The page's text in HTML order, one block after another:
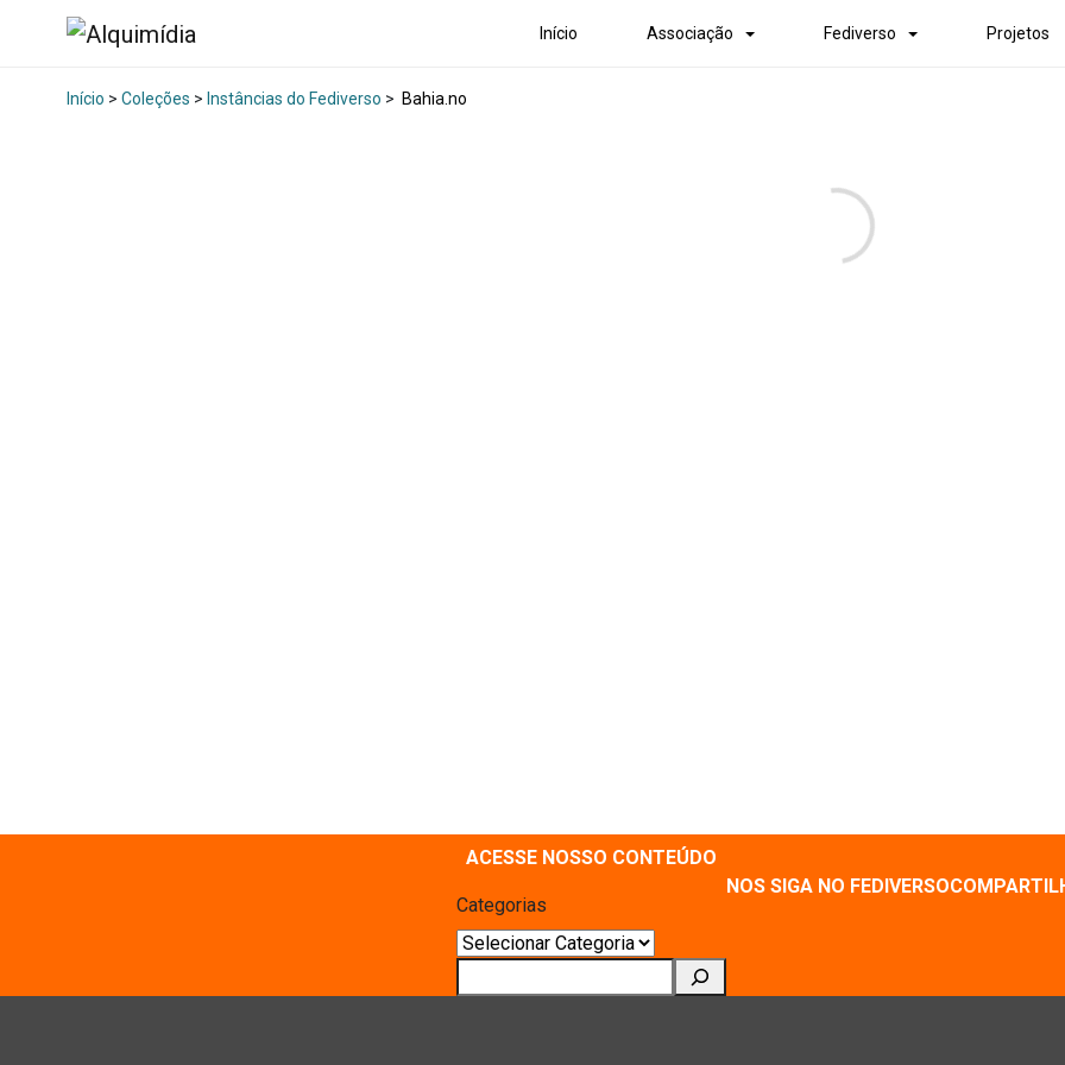
Início Associação Fediverso Projetos
Início > Coleções > Instâncias do Fediverso > Bahia.no
ACESSE NOSSO CONTEÚDO
Categorias
NOS SIGA NO FEDIVERSO